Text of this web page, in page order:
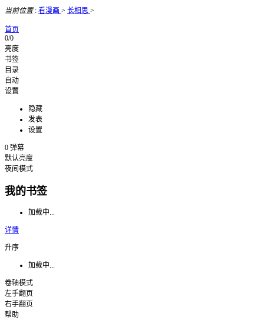
当前位置: 看漫画 > 长相思 >
首页
0/0
亮度
书签
目录
自动
设置
隐藏
发表
设置
0 弹幕
默认亮度
夜间模式
我的书签
加载中...
详情
升序
加载中...
卷轴模式
左手翻页
右手翻页
帮助